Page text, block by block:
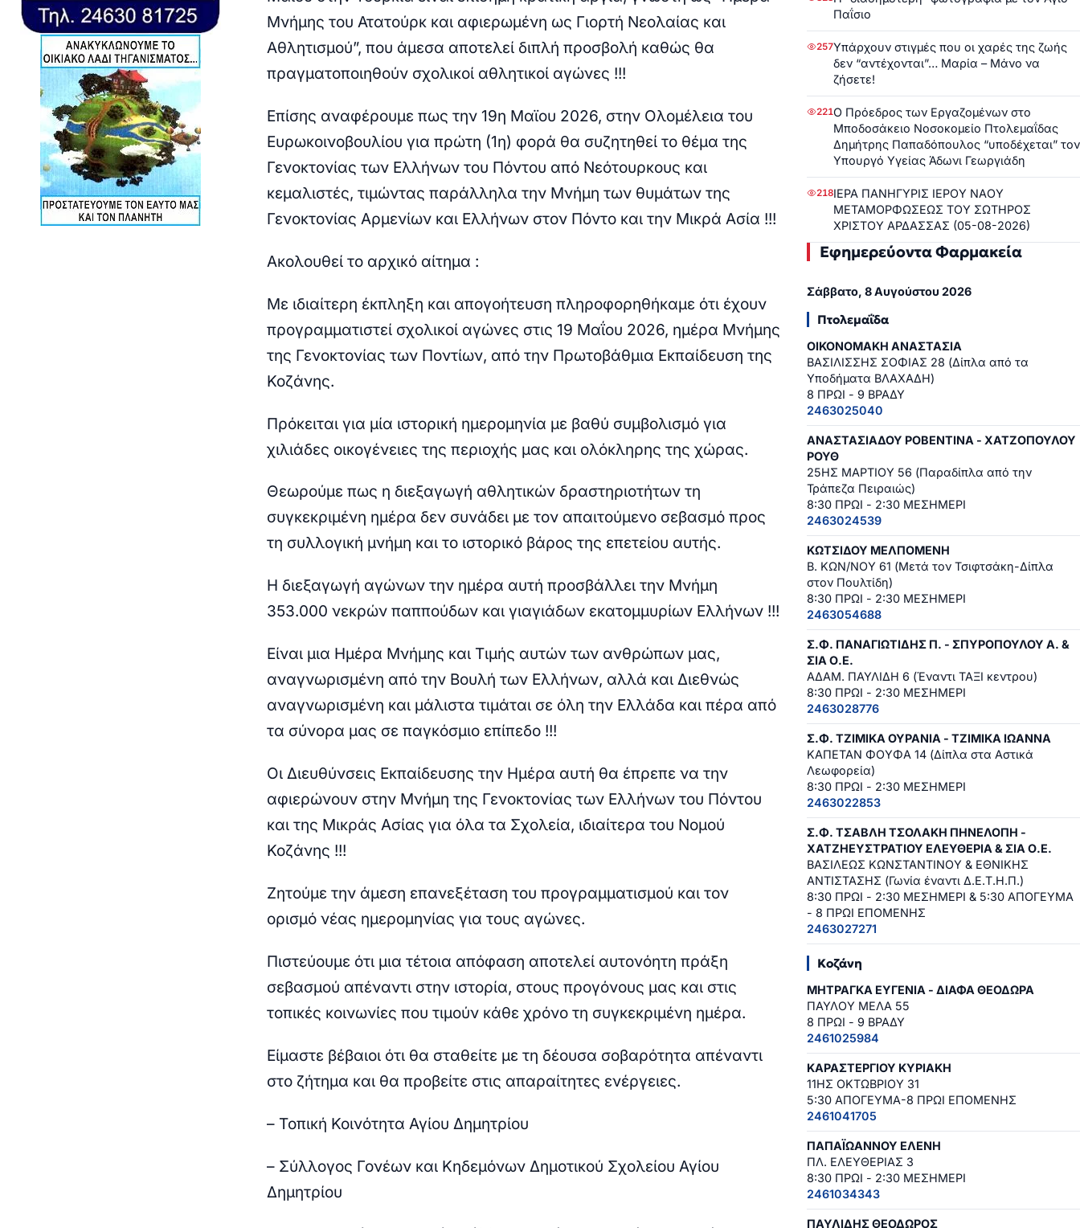
Μνήμης του Ατατούρκ και αφιερωμένη ως Γιορτή Νεολαίας και
Αθλητισμού”, που άμεσα αποτελεί διπλή προσβολή καθώς θα
πραγματοποιηθούν σχολικοί αθλητικοί αγώνες !!!
Επίσης αναφέρουμε πως την 19η Μαϊου 2026, στην Ολομέλεια του
Ευρωκοινοβουλίου για πρώτη (1η) φορά θα συζητηθεί το θέμα της
Γενοκτονίας των Ελλήνων του Πόντου από Νεότουρκους και
κεμαλιστές, τιμώντας παράλληλα την Μνήμη των θυμάτων της
Γενοκτονίας Αρμενίων και Ελλήνων στον Πόντο και την Μικρά Ασία !!!
Ακολουθεί το αρχικό αίτημα :
Με ιδιαίτερη έκπληξη και απογοήτευση πληροφορηθήκαμε ότι έχουν
προγραμματιστεί σχολικοί αγώνες στις 19 Μαΐου 2026, ημέρα Μνήμης
της Γενοκτονίας των Ποντίων, από την Πρωτοβάθμια Εκπαίδευση της
Κοζάνης.
Πρόκειται για μία ιστορική ημερομηνία με βαθύ συμβολισμό για
χιλιάδες οικογένειες της περιοχής μας και ολόκληρης της χώρας.
Θεωρούμε πως η διεξαγωγή αθλητικών δραστηριοτήτων τη
συγκεκριμένη ημέρα δεν συνάδει με τον απαιτούμενο σεβασμό προς
τη συλλογική μνήμη και το ιστορικό βάρος της επετείου αυτής.
Η διεξαγωγή αγώνων την ημέρα αυτή προσβάλλει την Μνήμη
353.000 νεκρών παππούδων και γιαγιάδων εκατομμυρίων Ελλήνων !!!
Είναι μια Ημέρα Μνήμης και Τιμής αυτών των ανθρώπων μας,
αναγνωρισμένη από την Βουλή των Ελλήνων, αλλά και Διεθνώς
αναγνωρισμένη και μάλιστα τιμάται σε όλη την Ελλάδα και πέρα από
τα σύνορα μας σε παγκόσμιο επίπεδο !!!
Οι Διευθύνσεις Εκπαίδευσης την Ημέρα αυτή θα έπρεπε να την
αφιερώνουν στην Μνήμη της Γενοκτονίας των Ελλήνων του Πόντου
και της Μικράς Ασίας για όλα τα Σχολεία, ιδιαίτερα του Νομού
Κοζάνης !!!
Ζητούμε την άμεση επανεξέταση του προγραμματισμού και τον
ορισμό νέας ημερομηνίας για τους αγώνες.
Πιστεύουμε ότι μια τέτοια απόφαση αποτελεί αυτονόητη πράξη
σεβασμού απέναντι στην ιστορία, στους προγόνους μας και στις
τοπικές κοινωνίες που τιμούν κάθε χρόνο τη συγκεκριμένη ημέρα.
Είμαστε βέβαιοι ότι θα σταθείτε με τη δέουσα σοβαρότητα απέναντι
στο ζήτημα και θα προβείτε στις απαραίτητες ενέργειες.
– Τοπική Κοινότητα Αγίου Δημητρίου
– Σύλλογος Γονέων και Κηδεμόνων Δημοτικού Σχολείου Αγίου
Δημητρίου
Παΐσιο
257Υπάρχουν στιγμές που οι χαρές της ζωής
δεν “αντέχονται”… Μαρία – Μάνο να
ζήσετε!
221Ο Πρόεδρος των Εργαζομένων στο
Μποδοσάκειο Νοσοκομείο Πτολεμαΐδας
Δημήτρης Παπαδόπουλος “υποδέχεται” τον
Υπουργό Υγείας Άδωνι Γεωργιάδη
218ΙΕΡΑ ΠΑΝΗΓΥΡΙΣ ΙΕΡΟΥ ΝΑΟΥ
ΜΕΤΑΜΟΡΦΩΣΕΩΣ ΤΟΥ ΣΩΤΗΡΟΣ
ΧΡΙΣΤΟΥ ΑΡΔΑΣΣΑΣ (05-08-2026)
Εφημερεύοντα Φαρμακεία
Σάββατο, 8 Αυγούστου 2026
Πτολεμαΐδα
ΟΙΚΟΝΟΜΑΚΗ ΑΝΑΣΤΑΣΙΑ
ΒΑΣΙΛΙΣΣΗΣ ΣΟΦΙΑΣ 28 (Δίπλα από τα
Υποδήματα ΒΛΑΧΑΔΗ)
8 ΠΡΩΙ - 9 ΒΡΑΔΥ
2463025040
ΑΝΑΣΤΑΣΙΑΔΟΥ ΡΟΒΕΝΤΙΝΑ - ΧΑΤΖΟΠΟΥΛΟΥ
ΡΟΥΘ
25ΗΣ ΜΑΡΤΙΟΥ 56 (Παραδίπλα από την
Τράπεζα Πειραιώς)
8:30 ΠΡΩΙ - 2:30 ΜΕΣΗΜΕΡΙ
2463024539
ΚΩΤΣΙΔΟΥ ΜΕΛΠΟΜΕΝΗ
Β. ΚΩΝ/ΝΟΥ 61 (Μετά τον Τσιφτσάκη-Δίπλα
στον Πουλτίδη)
8:30 ΠΡΩΙ - 2:30 ΜΕΣΗΜΕΡΙ
2463054688
Σ.Φ. ΠΑΝΑΓΙΩΤΙΔΗΣ Π. - ΣΠΥΡΟΠΟΥΛΟΥ Α. &
ΣΙΑ Ο.Ε.
ΑΔΑΜ. ΠΑΥΛΙΔΗ 6 (Έναντι ΤΑΞΙ κεντρου)
8:30 ΠΡΩΙ - 2:30 ΜΕΣΗΜΕΡΙ
2463028776
Σ.Φ. ΤΖΙΜΙΚΑ ΟΥΡΑΝΙΑ - ΤΖΙΜΙΚΑ ΙΩΑΝΝΑ
ΚΑΠΕΤΑΝ ΦΟΥΦΑ 14 (Δίπλα στα Αστικά
Λεωφορεία)
8:30 ΠΡΩΙ - 2:30 ΜΕΣΗΜΕΡΙ
2463022853
Σ.Φ. ΤΣΑΒΛΗ ΤΣΟΛΑΚΗ ΠΗΝΕΛΟΠΗ -
ΧΑΤΖΗΕΥΣΤΡΑΤΙΟΥ ΕΛΕΥΘΕΡΙΑ & ΣΙΑ Ο.Ε.
ΒΑΣΙΛΕΩΣ ΚΩΝΣΤΑΝΤΙΝΟΥ & ΕΘΝΙΚΗΣ
ΑΝΤΙΣΤΑΣΗΣ (Γωνία έναντι Δ.Ε.Τ.Η.Π.)
8:30 ΠΡΩΙ - 2:30 ΜΕΣΗΜΕΡΙ & 5:30 ΑΠΟΓΕΥΜΑ
- 8 ΠΡΩΙ ΕΠΟΜΕΝΗΣ
2463027271
Κοζάνη
ΜΗΤΡΑΓΚΑ ΕΥΓΕΝΙΑ - ΔΙΑΦΑ ΘΕΟΔΩΡΑ
ΠΑΥΛΟΥ ΜΕΛΑ 55
8 ΠΡΩΙ - 9 ΒΡΑΔΥ
2461025984
ΚΑΡΑΣΤΕΡΓΙΟΥ ΚΥΡΙΑΚΗ
11ΗΣ ΟΚΤΩΒΡΙΟΥ 31
5:30 ΑΠΟΓΕΥΜΑ-8 ΠΡΩΙ ΕΠΟΜΕΝΗΣ
2461041705
ΠΑΠΑΪΩΑΝΝΟΥ ΕΛΕΝΗ
ΠΛ. ΕΛΕΥΘΕΡΙΑΣ 3
8:30 ΠΡΩΙ - 2:30 ΜΕΣΗΜΕΡΙ
2461034343
ΠΑΥΛΙΔΗΣ ΘΕΟΔΩΡΟΣ